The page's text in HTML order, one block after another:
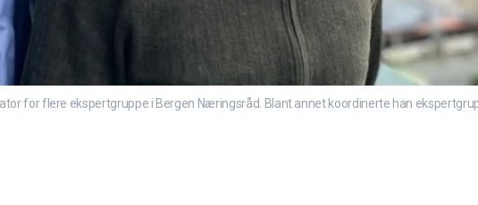
for flere ekspertgruppe i Bergen Næringsråd. Blant annet koordinerte han